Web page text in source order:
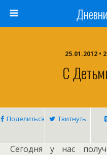
25.01.2012
С
Поделиться Твитнуть
Сегодня у нас